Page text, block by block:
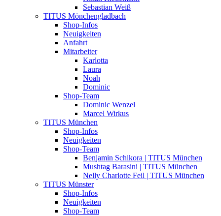
Sebastian Weiß
TITUS Mönchengladbach
Shop-Infos
Neuigkeiten
Anfahrt
Mitarbeiter
Karlotta
Laura
Noah
Dominic
Shop-Team
Dominic Wenzel
Marcel Wirkus
TITUS München
Shop-Infos
Neuigkeiten
Shop-Team
Benjamin Schikora | TITUS München
Mushtag Barasini | TITUS München
Nelly Charlotte Feil | TITUS München
TITUS Münster
Shop-Infos
Neuigkeiten
Shop-Team